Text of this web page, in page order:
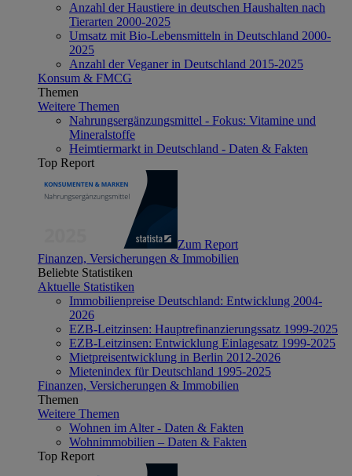
Anzahl der Haustiere in deutschen Haushalten nach
Tierarten 2000-2025
Umsatz mit Bio-Lebensmitteln in Deutschland 2000-
2025
Anzahl der Veganer in Deutschland 2015-2025
Konsum & FMCG
Themen
Weitere Themen
Nahrungsergänzungsmittel - Fokus: Vitamine und
Mineralstoffe
Heimtiermarkt in Deutschland - Daten & Fakten
Top Report
Zum Report
Finanzen, Versicherungen & Immobilien
Beliebte Statistiken
Aktuelle Statistiken
Immobilienpreise Deutschland: Entwicklung 2004-
2026
EZB-Leitzinsen: Hauptrefinanzierungssatz 1999-2025
EZB-Leitzinsen: Entwicklung Einlagesatz 1999-2025
Mietpreisentwicklung in Berlin 2012-2026
Mietenindex für Deutschland 1995-2025
Finanzen, Versicherungen & Immobilien
Themen
Weitere Themen
Wohnen im Alter - Daten & Fakten
Wohnimmobilien – Daten & Fakten
Top Report